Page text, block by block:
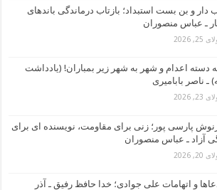
دار و بن بست استبداد؛ بازتاب درماندگی باندهای
ـ عباس منصوران
25, 2026
دسته اعدام و شهر به شهر زیر بمباران! (یادداشت
ـ ناصر بابامیری
23, 2026
پارسی پور؛ زنی برای مقاومت، نویسنده ای برای
آزاد ـ عباس منصوران
20, 2026
و اتهامات علی جوادی؛ خدا حافظ رفیق ـ آذر